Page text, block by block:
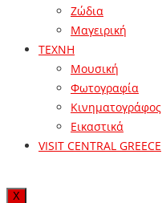
Ζώδια
Μαγειρική
ΤΕΧΝΗ
Μουσική
Φωτογραφία
Κινηματογράφος
Εικαστικά
VISIT CENTRAL GREECE
X